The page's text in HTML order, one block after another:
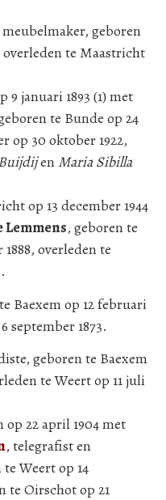
meubelmaker, geboren
overleden te Maastricht
januari 1893 (1) met
te Bunde op 24
op 30 oktober 1922,
en Maria Sibilla
op 13 december 1944
, geboren te
overleden te
Baexem op 12 februari
september 1873.
geboren te Baexem
te Weert op 11 juli
22 april 1904 met
, telegrafist en
Weert op 14
te Oirschot op 21